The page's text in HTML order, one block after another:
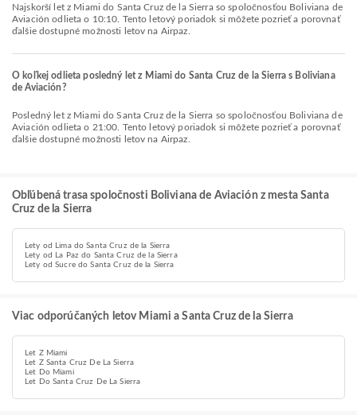
Najskorší let z Miami do Santa Cruz de la Sierra so spoločnosťou Boliviana de
Aviación odlieta o 10:10. Tento letový poriadok si môžete pozrieť a porovnať
ďalšie dostupné možnosti letov na Airpaz.
O koľkej odlieta posledný let z Miami do Santa Cruz de la Sierra s Boliviana
de Aviación?
Posledný let z Miami do Santa Cruz de la Sierra so spoločnosťou Boliviana de
Aviación odlieta o 21:00. Tento letový poriadok si môžete pozrieť a porovnať
ďalšie dostupné možnosti letov na Airpaz.
Obľúbená trasa spoločnosti Boliviana de Aviación z mesta Santa
Cruz de la Sierra
Lety od Lima do Santa Cruz de la Sierra
Lety od La Paz do Santa Cruz de la Sierra
Lety od Sucre do Santa Cruz de la Sierra
Viac odporúčaných letov Miami a Santa Cruz de la Sierra
Let Z Miami
Let Z Santa Cruz De La Sierra
Let Do Miami
Let Do Santa Cruz De La Sierra